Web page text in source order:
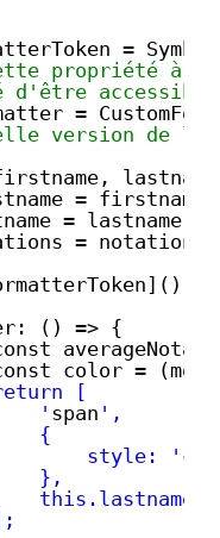
=
propriété à
=
version de la
= firstname;
= lastname;
= notations;
{
() => {
color =
[
' span ',
{
style: '
},